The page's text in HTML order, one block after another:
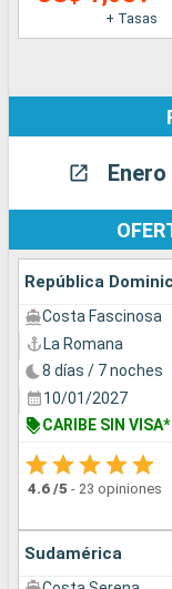
+ Tasas
Enero
República
Costa Fascinosa
La Romana
8 días / 7 noches
10/01/2027
CARIBE SIN VISA*
4.6 /5 - 23 opiniones
Sudamérica